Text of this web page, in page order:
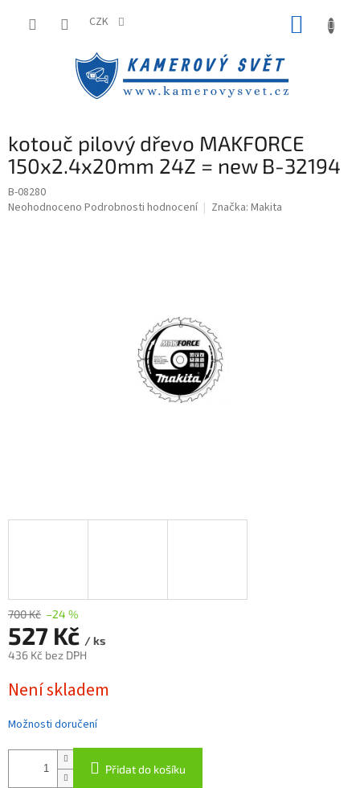
CZK
kotouč pilový dřevo MAKFORCE
150x2.4x20mm 24Z = new B-32194
B-08280
Průměrné
Neohodnoceno Podrobnosti hodnocení Značka: Makita
700 Kč –24 %
527 Kč / ks
436 Kč bez DPH
cena:
Není skladem
Možnosti doručení
Přidat do košíku